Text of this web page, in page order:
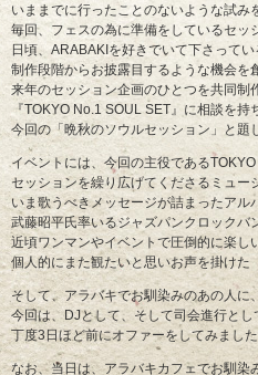
いままでに行ったことのないような試み
毎回、フェスの為に準備をしているセッ
日頃、ARABAKIを好きでいて下さってい
制作段階からお披露目するような機会を
来年のセッション企画のひとつを共同制
『TOKYO No.1 SOUL SET』に相談を持
今回の「晩秋のソウルセッション」と
イベントには、今回の主役である
セッションを繰り広げてくださるミュー
いま歌うべきメッセージが詰まったア
武藤昭平氏率いるジャズパンクロックバ
近頃ワンマンやイベントで圧倒的に楽し
個人的にまた観たいと思いお声を掛けた
そして、アラバキでお馴染みのあの人に
今回は、DJとして、そして司会進行と
丁度3日ほど前にオファーをしてみまし
なお、当日は、アラバキカフェでお馴染